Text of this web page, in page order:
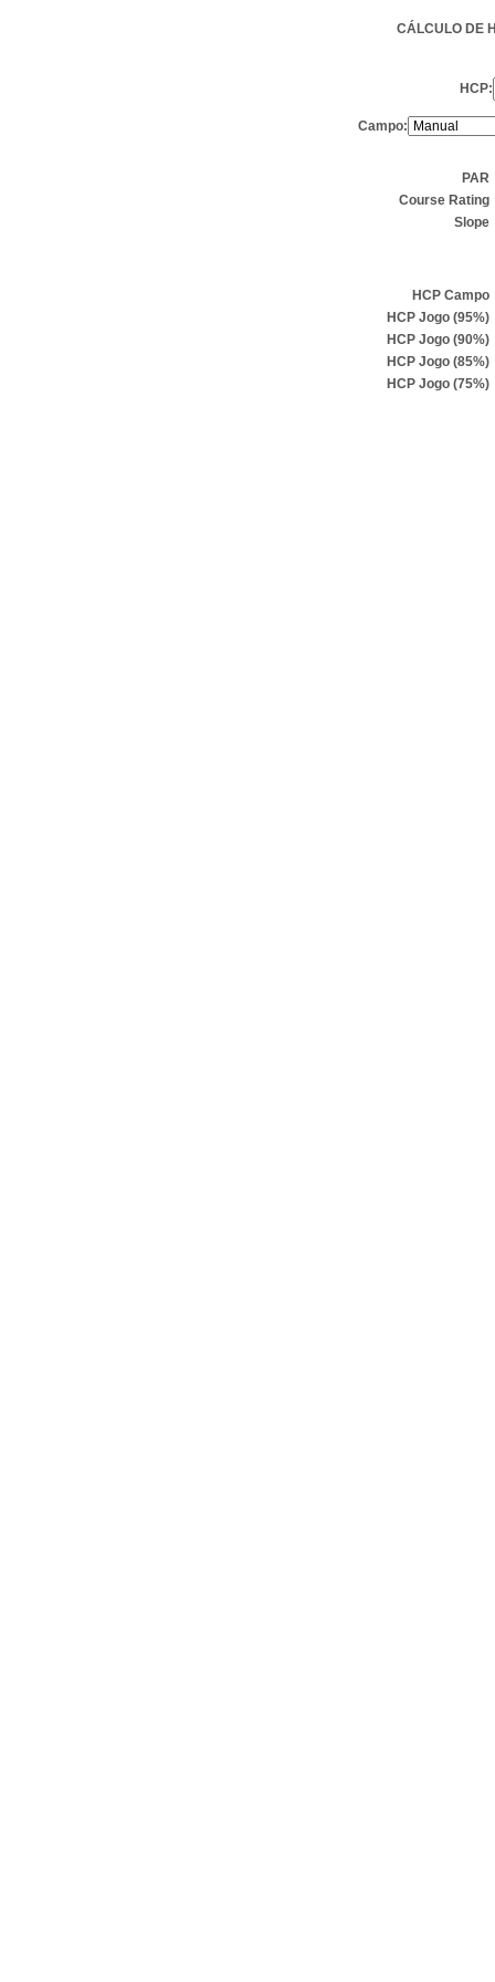
CÁLCULO DE
HCP:
Campo:
PAR
Course Rating
Slope
HCP Campo
HCP Jogo (95%)
HCP Jogo (90%)
HCP Jogo (85%)
HCP Jogo (75%)